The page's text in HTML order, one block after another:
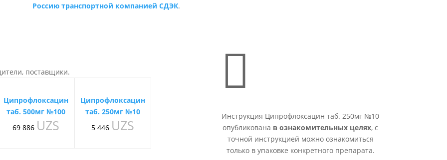
Россию транспортной компанией СДЭК.
поставщики.
Ципрофлоксацин
таб. 500мг №100
69 886 UZS
Ципрофлоксацин
таб. 250мг №10
5 446 UZS

Инструкция Ципрофлоксацин таб. 250мг №10
опубликована в ознакомительных целях, с
точной инструкцией можно ознакомиться
только в упаковке конкретного препарата.